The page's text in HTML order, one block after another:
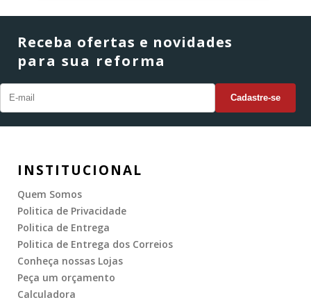
Receba ofertas e novidades
para sua reforma
INSTITUCIONAL
Quem Somos
Politica de Privacidade
Politica de Entrega
Politica de Entrega dos Correios
Conheça nossas Lojas
Peça um orçamento
Calculadora